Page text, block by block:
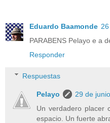
Eduardo Baamonde
PARABENS Pelayo e a
Responder
Respuestas
Pelayo
29 de
Un verdadero placer
espacio. Un fuerte